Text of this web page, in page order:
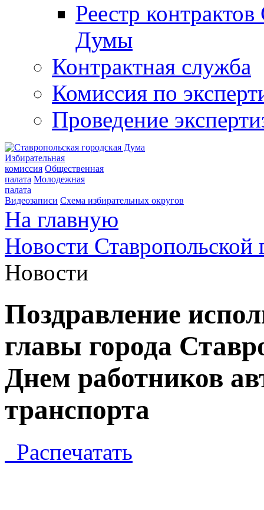
Реестр
Думы
Контрактная служба
Комиссия по
Проведение
Избирательная
комиссия Общественная
палата Молодежная
палата
Видеозаписи Схема избирательных округов
На главную
Новости
Новости
Поздравление
главы города
Днем работников
транспорта
Распечатать